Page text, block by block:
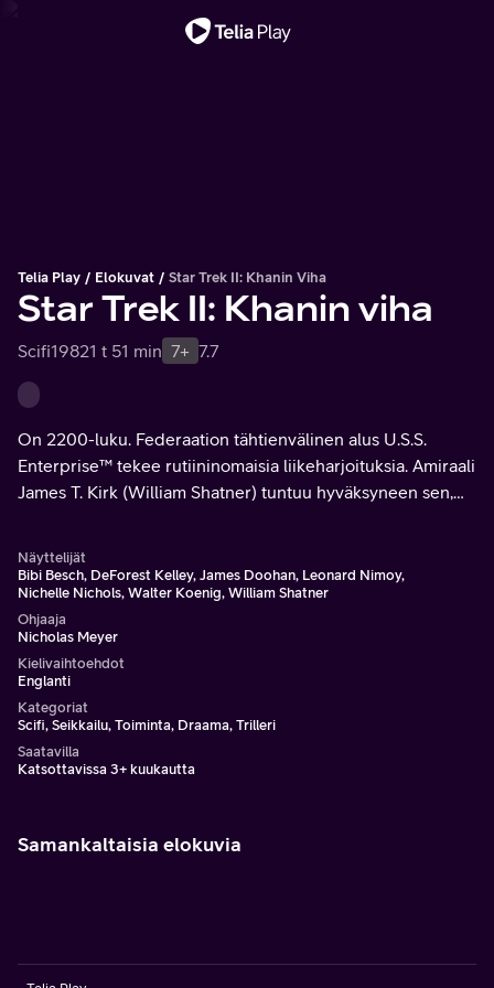
Telia Play Elokuvat Star Trek II: Khanin Viha
Star Trek II: Khanin viha
Scifi19821 t 51 min 7+ 7.7
On 2200-luku. Federaation tähtienvälinen alus U.S.S.
Enterprise™ tekee rutiininomaisia liikeharjoituksia. Amiraali
James T. Kirk (William Shatner) tuntuu hyväksyneen sen,
Näyttelijät
Bibi Besch, DeForest Kelley, James Doohan, Leonard Nimoy,
Nichelle Nichols, Walter Koenig, William Shatner
Ohjaaja
Nicholas Meyer
Kielivaihtoehdot
Englanti
Kategoriat
Scifi, Seikkailu, Toiminta, Draama, Trilleri
Saatavilla
Katsottavissa 3+ kuukautta
Samankaltaisia elokuvia